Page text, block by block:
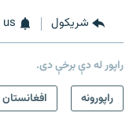
شريکول
راپور له دې برخې دی.
راپورونه
افغانستان